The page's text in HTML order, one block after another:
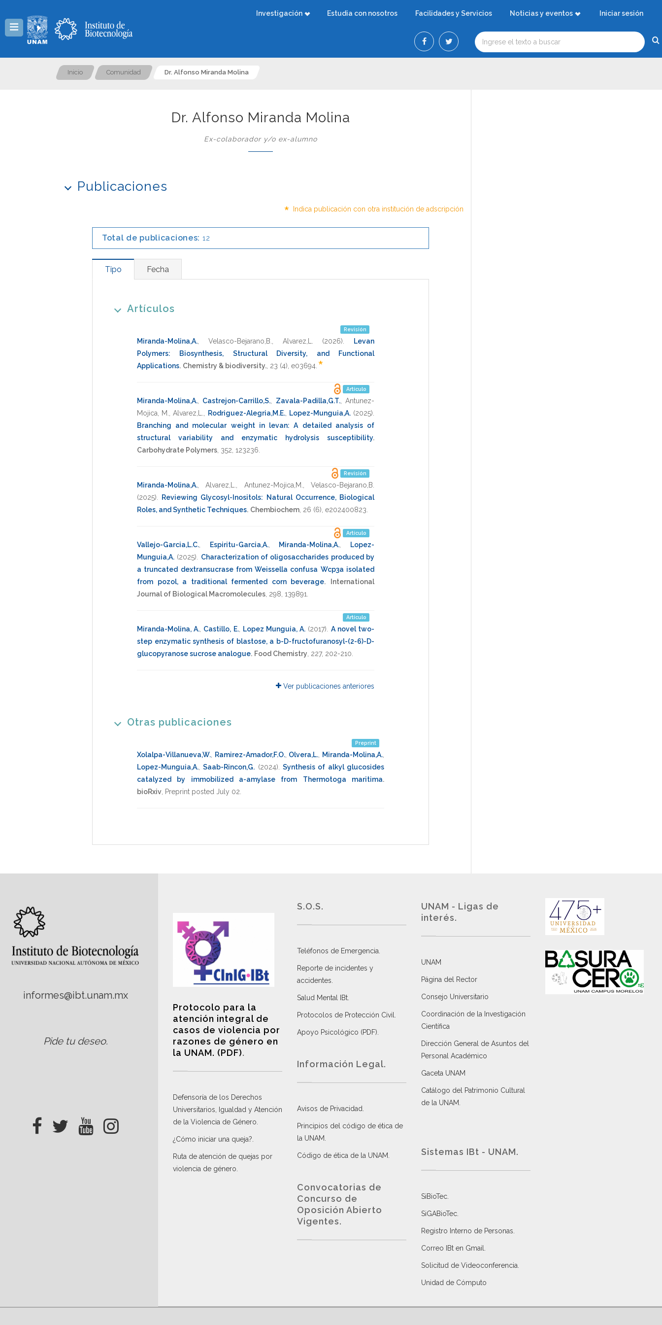
Investigación Estudia con nosotros Facilidades y Servicios Noticias y eventos Iniciar sesión
Inicio Comunidad Dr. Alfonso Miranda Molina
Dr. Alfonso Miranda Molina
Ex-colaborador y/o ex-alumno
Publicaciones
* Indica publicación con otra institución de adscripción
Total de publicaciones: 12
Tipo Fecha
Artículos
Revisión
Miranda-Molina,A. Velasco-Bejarano,B. Alvarez,L. (2026)
Levan
Polymers: Biosynthesis, Structural Diversity, and Functional
Applications. Chemistry & biodiversity. 23 (4), e03694 *
Artículo
Miranda-Molina,A. Castrejon-Carrillo,S. Zavala-Padilla,G.T.,Antunez-
Mojica, M.
,Alvarez,L. Rodriguez-Alegria,M.E., Lopez-Munguia,A. (2025)
Branching and molecular weight in levan: A detailed analysis of
structural variability and enzymatic hydrolysis susceptibility.
Carbohydrate Polymers 352 123236
Revisión
Miranda-Molina,A. ,Alvarez,L. Antunez-Mojica,M. ,Velasco-Bejarano,B.
(2025)
Reviewing Glycosyl-Inositols: Natural Occurrence, Biological
Roles, and Synthetic Techniques. Chembiochem 26 (6), e202400823
Artículo
Vallejo-Garcia,L.C. Espiritu-Garcia,A., Miranda-Molina,A.
Lopez-
Munguia,A. (2025)
Characterization of oligosaccharides produced by
a truncated dextransucrase from Weissella confusa Wcp3a isolated
from pozol, a traditional fermented corn beverage.
International
Journal of Biological Macromolecules 298 139891
Artículo
Miranda-Molina, A. Castillo, E., Lopez Munguia, A. (2017)
A novel two-
step enzymatic synthesis of blastose, a b-D-fructofuranosyl-(2-6)-D-
glucopyranose sucrose analogue. Food Chemistry 227, 202-210
Ver publicaciones anteriores
Otras publicaciones
Preprint
Xolalpa-Villanueva,W. Ramirez-Amador,F.O., Olvera,L. Miranda-Molina,A.
Lopez-Munguia,A. ,Saab-Rincon,G. (2024) .Synthesis of alkyl glucosides
catalyzed by immobilized a-amylase from Thermotoga maritima.
bioRxiv Preprint posted July 02
informes@ibt.unam.mx
Pide tu deseo.
Protocolo para la
atención integral de
casos de violencia por
razones de género en
la UNAM. (PDF).
Defensoría de los Derechos
Universitarios, Igualdad y Atención
de la Violencia de Género
¿Cómo iniciar una queja?
Ruta de atención de quejas por
violencia de género
S.O.S.
Teléfonos de Emergencia.
Reporte de incidentes y
accidentes
Salud Mental IBt
Protocolos de Protección Civil
Apoyo Psicológico (PDF)
Información Legal.
Avisos de Privacidad
Principios del código de ética de
la UNAM
Código de ética de la UNAM
Convocatorias de
Concurso de
Oposición Abierto
Vigentes.
UNAM - Ligas de
interés.
UNAM
Página del Rector
Consejo Universitario
Coordinación de la Investigación
Científica
Dirección General de Asuntos del
Personal Académico
Gaceta UNAM
Catálogo del Patrimonio Cultural
de la UNAM.
Sistemas IBt - UNAM.
SiBioTec
SiGABioTec.
Registro Interno de Personas
Correo IBt en Gmail
Solicitud de Videoconferencia.
Unidad de Cómputo